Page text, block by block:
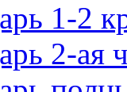
1-2
2-ая